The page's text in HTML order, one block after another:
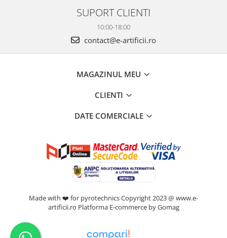
SUPORT CLIENTI
10:00-18:00
contact@e-artificii.ro
MAGAZINUL MEU
CLIENTI
DATE COMERCIALE
Made with ❤️ for pyrotechnics Copyright 2023 @ www.e-
artificii.ro Platforma E-commerce by Gomag